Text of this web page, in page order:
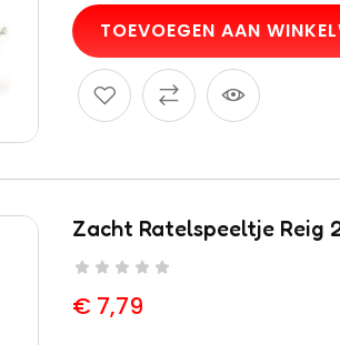
TOEVOEGEN AAN
Zacht Ratelspeeltje Reig
€7,79